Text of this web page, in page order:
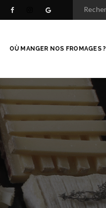
OÙ MANGER NOS FROMAGES ?